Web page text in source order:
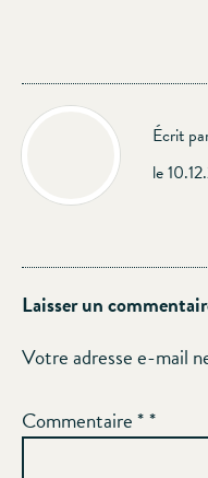
Écrit
le
Laisser un
Votre adresse e-mail
Commentaire*